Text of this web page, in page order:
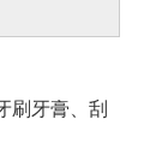
刷牙膏、刮